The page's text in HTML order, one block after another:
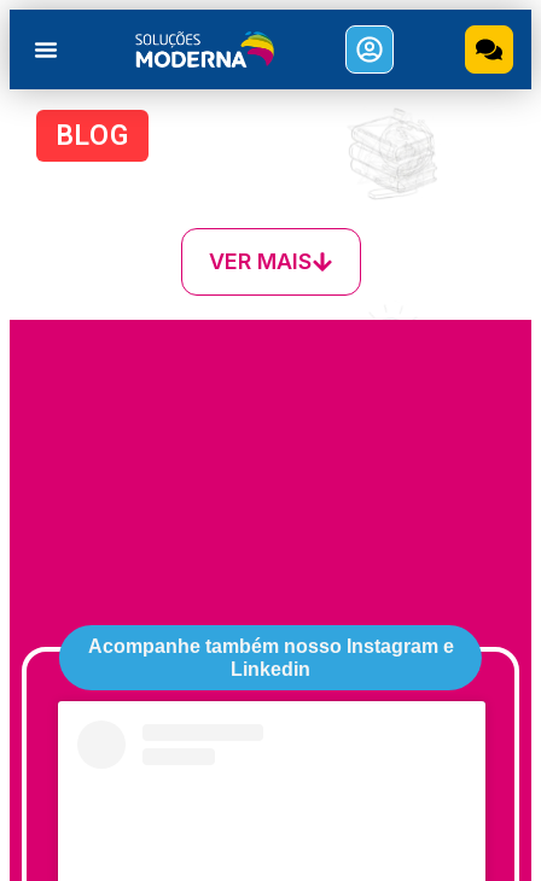
BLOG
VER MAIS
Acompanhe também nosso Instagram e
Linkedin